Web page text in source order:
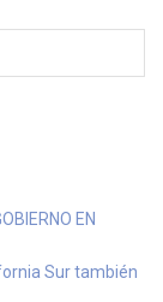
EN
Sur también